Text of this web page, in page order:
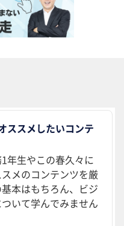
ススメしたいコンテ
年生やこの春久々に
メのコンテンツを厳
本はもちろん、ビジ
いて学んでみません